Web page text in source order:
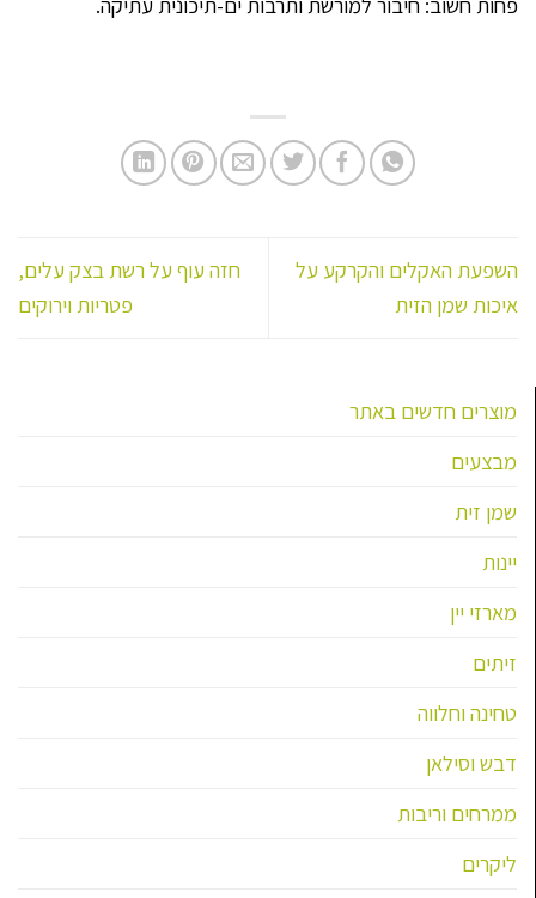
השפעת האקלים והקרקע על
איכות שמן הזית
חזה עוף על רשת בצק עלים,
פטריות וירוקים
מוצרים חדשים באתר
מבצעים
שמן זית
יינות
מארזי יין
זיתים
טחינה וחלווה
דבש וסילאן
ממרחים וריבות
ליקרים